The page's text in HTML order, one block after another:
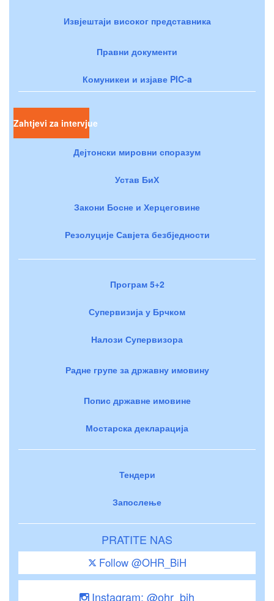
Извјештаји високог представника
Правни документи
Комуникеи и изјаве PIC-a
Zahtjevi za intervjue
Дејтонски мировни споразум
Устав БиХ
Закони Босне и Херцеговине
Резолуције Савјета безбједности
Програм 5+2
Супервизија у Брчком
Налози Супервизора
Радне групе за државну имовину
Попис државне имовине
Мостарска декларација
Тендери
Запослење
PRATITE NAS
Follow @OHR_BiH
Instagram: @ohr_bih